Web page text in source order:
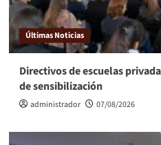
Últimas Noticias
Directivos de escuelas
de sensibilización
administrador 07/08/2026